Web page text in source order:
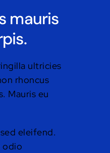
mauris
ultricies
rhoncus
Mauris eu
eleifend.
odio